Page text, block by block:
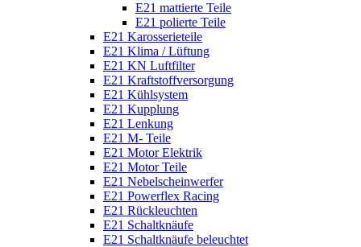
E21 mattierte Teile
E21 polierte Teile
E21 Karosserieteile
E21 Klima / Lüftung
E21 KN Luftfilter
E21 Kraftstoffversorgung
E21 Kühlsystem
E21 Kupplung
E21 Lenkung
E21 M- Teile
E21 Motor Elektrik
E21 Motor Teile
E21 Nebelscheinwerfer
E21 Powerflex Racing
E21 Rückleuchten
E21 Schaltknäufe
E21 Schaltknäufe beleuchtet